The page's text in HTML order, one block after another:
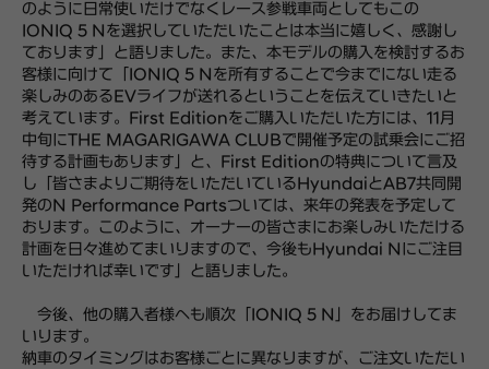
のように日常使いだけでなくレース参戦車両としてもこの
IONIQ 5 Nを選択していただいたことは本当に嬉しく、感謝し
ております」と語りました。また、本モデルの購入を検討するお
客様に向けて「IONIQ 5 Nを所有することで今までにない走る
楽しみのあるEVライフが送れるということを伝えていきたいと
考えています。First Editionをご購入いただいた方には、11月
中旬にTHE MAGARIGAWA CLUBで開催予定の試乗会にご招
待する計画もあります」と、First Editionの特典について言及
し「皆さまよりご期待をいただいているHyundaiとAB7共同開
発のN Performance Partsついては、来年の発表を予定して
おります。このように、オーナーの皆さまにお楽しみいただける
計画を日々進めてまいりますので、今後もHyundai Nにご注目
いただければ幸いです」と語りました。
今後、他の購入者様へも順次「IONIQ 5 N」をお届けしてま
いります。
納車のタイミングはお客様ごとに異なりますが、ご注文いただい